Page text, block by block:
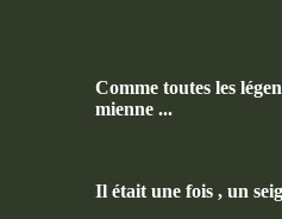
Comme toutes les
mienne ...
Il était une fois , un